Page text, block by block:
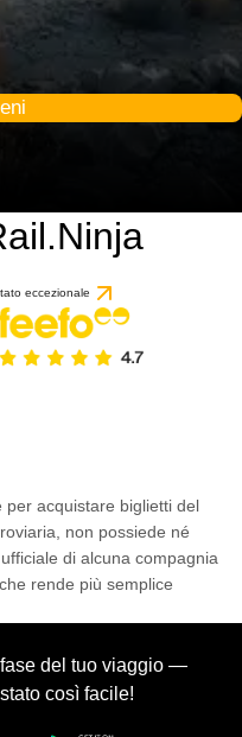
eccezionale
per acquistare biglietti del
non possiede né
di alcuna compagnia
rende più semplice
fase del tuo viaggio —
così facile!